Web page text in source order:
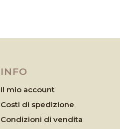
INFO
Il mio account
Costi di spedizione
Condizioni di vendita